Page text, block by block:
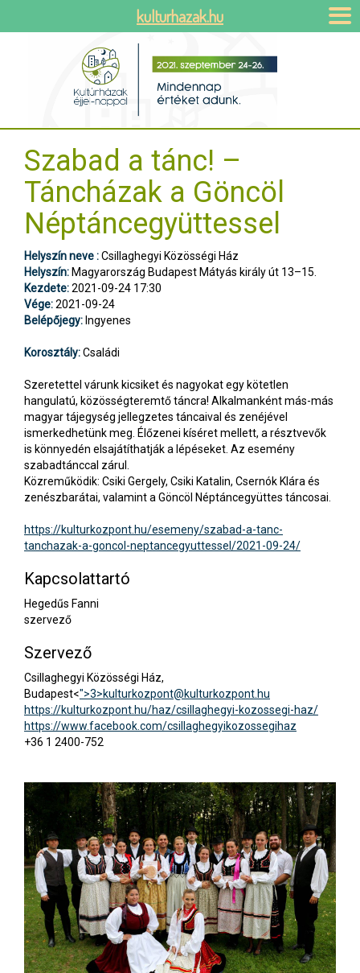
Szabad a tánc! –
Táncházak a Göncöl
Néptáncegyüttessel
Helyszín neve :Csillaghegyi Közösségi Ház
Helyszín: Magyarország Budapest Mátyás király út 13–15.
Kezdete:2021-09-24 17:30
Vége:2021-09-24
Belépőjegy: Ingyenes
Korosztály:Családi
Szeretettel várunk kicsiket és nagyokat egy kötetlen
hangulatú, közösségteremtő táncra! Alkalmanként más-más
magyar tájegység jellegzetes táncaival és zenéjével
ismerkedhetünk meg. Élőzenei kíséret mellett, a résztvevők
is könnyedén elsajátíthatják a lépéseket. Az esemény
szabadtánccal zárul.
Közreműködik: Csiki Gergely, Csiki Katalin, Csernók Klára és
zenészbarátai, valamint a Göncöl Néptáncegyüttes táncosai.
https://kulturkozpont.hu/esemeny/szabad-a-tanc-
tanchazak-a-goncol-neptancegyuttessel/2021-09-24/
Kapcsolattartó
Hegedűs Fanni
szervező
Szervező
Csillaghegyi Közösségi Ház,
Budapest<">3>kulturkozpont@kulturkozpont.hu
https://kulturkozpont.hu/haz/csillaghegyi-kozossegi-haz/
https://www.facebook.com/csillaghegyikozossegihaz
+36 1 2400-752
kulturhazak.hu